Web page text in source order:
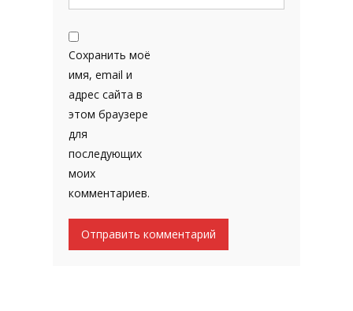
Сохранить моё
имя, email и
адрес сайта в
этом браузере
для
последующих
моих
комментариев.